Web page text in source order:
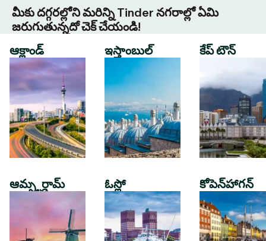
మీకు దగ్గరల్లోని మరిన్ని Tinder నగరాల్లో ఏమి
జరుగుతున్నదో చెక్ చేయండి!
ఆక్లాండ్
ఆమ్స్టర్డామ్
ఇస్తాంబుల్
ఓస్లో
కేప్ టౌన్
కోపెన్‌హాగన్